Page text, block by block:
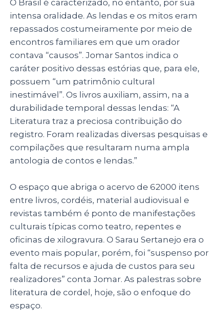
O Brasil é caracterizado, no entanto, por sua
intensa oralidade. As lendas e os mitos eram
repassados costumeiramente por meio de
encontros familiares em que um orador
contava “causos”. Jomar Santos indica o
caráter positivo dessas estórias que, para ele,
possuem “um patrimônio cultural
inestimável”. Os livros auxiliam, assim, na a
durabilidade temporal dessas lendas: “A
Literatura traz a preciosa contribuição do
registro. Foram realizadas diversas pesquisas e
compilações que resultaram numa ampla
antologia de contos e lendas.”
O espaço que abriga o acervo de 62000 itens
entre livros, cordéis, material audiovisual e
revistas também é ponto de manifestações
culturais típicas como teatro, repentes e
oficinas de xilogravura. O Sarau Sertanejo era o
evento mais popular, porém, foi “suspenso por
falta de recursos e ajuda de custos para seu
realizadores” conta Jomar. As palestras sobre
literatura de cordel, hoje, são o enfoque do
espaço.